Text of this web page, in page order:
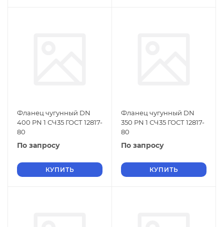
Фланец чугунный DN
400 PN 1 СЧ35 ГОСТ 12817-
80
По запросу
КУПИТЬ
Фланец чугунный DN
350 PN 1 СЧ35 ГОСТ 12817-
80
По запросу
КУПИТЬ